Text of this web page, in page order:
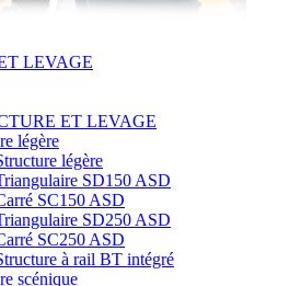
LEVAGE
ET LEVAGE
légère
légère
SD150 ASD
SC150 ASD
SD250 ASD
SC250 ASD
à rail BT intégré
scénique